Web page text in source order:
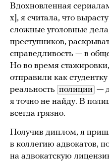
Вдохновленная
х], я считала, что
сложные уголовные
преступников,
справедливость — в
Но во время
отправили как
реальность полиции —
я точно не найду. В
всегда грязно.
Получив диплом, я
в коллегию адвокатов,
на адвокатскую